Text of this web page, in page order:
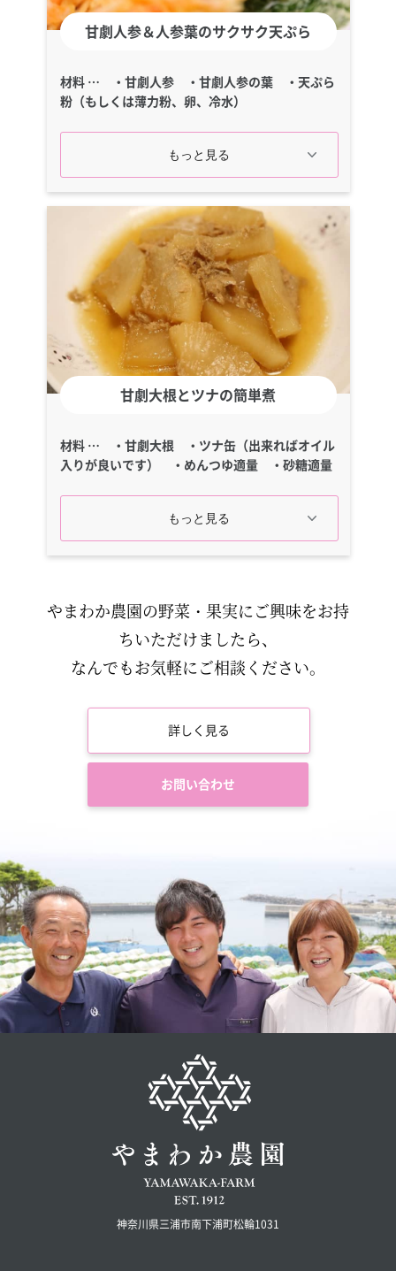
甘劇人参＆人参葉のサクサク天ぷら
材料 … ・甘劇人参 ・甘劇人参の葉 ・天ぷら
粉（もしくは薄力粉、卵、冷水）
甘劇大根とツナの簡単煮
材料 … ・甘劇大根 ・ツナ缶（出来ればオイル
入りが良いです） ・めんつゆ適量 ・砂糖適量
やまわか農園の野菜・果実にご興味をお持
ちいただけましたら、
なんでもお気軽にご相談ください。
詳しく見る
お問い合わせ
神奈川県三浦市南下浦町松輪1031